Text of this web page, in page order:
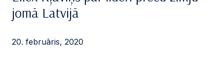
jomā Latvijā
20. februāris, 2020